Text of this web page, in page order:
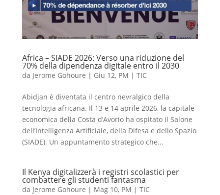
Africa – SIADE 2026: Verso una riduzione del
70% della dipendenza digitale entro il 2030
da Jerome Gohoure | Giu 12, PM | TIC
Abidjan è diventata il centro nevralgico della
tecnologia africana. Il 13 e 14 aprile 2026, la capitale
economica della Costa d’Avorio ha ospitato il Salone
dell’Intelligenza Artificiale, della Difesa e dello Spazio
(SIADE). Un appuntamento strategico che...
Il Kenya digitalizzerà i registri scolastici per
combattere gli studenti fantasma
da Jerome Gohoure | Mag 10, PM | TIC